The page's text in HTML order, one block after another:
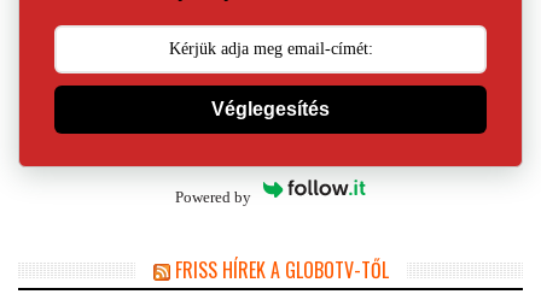
Véglegesítés
Powered by
FRISS HÍREK A GLOBOTV-TŐL